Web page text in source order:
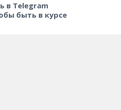
в Telegram
быть в курсе